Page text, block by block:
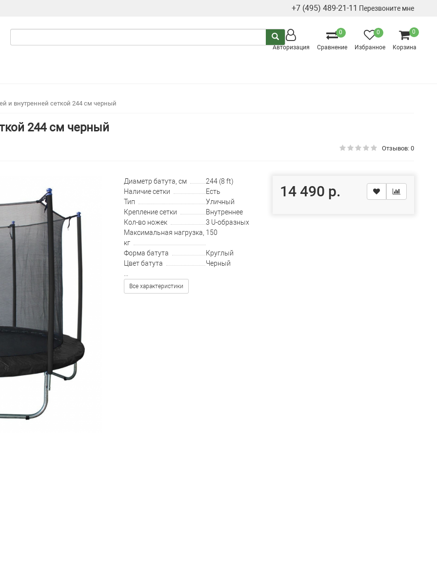
+7 (495) 489-21-11 Перезвоните мне
Авторизация
0
Сравнение
0
Избранное
0
Корзина
и внутренней сеткой 244 см черный
244 см черный
Отзывов: 0
Диаметр батута, см
244 (8 ft)
Наличие сетки
Есть
Тип
Уличный
Крепление сетки
Внутреннее
Кол-во ножек
3 U-образных
Максимальная нагрузка,
кг
150
Форма батута
Круглый
Цвет батута
Черный
Все характеристики
14 490 р.